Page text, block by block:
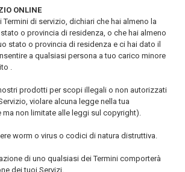
ONLINE
di servizio, dichiari che hai almeno la
o provincia di residenza, o che hai almeno
stato o provincia di residenza e ci hai dato il
a qualsiasi persona a tuo carico minore
.
prodotti per scopi illegali o non autorizzati
violare alcuna legge nella tua
non limitate alle leggi sul copyright).
worm o virus o codici di natura distruttiva.
di uno qualsiasi dei Termini comporterà
dei tuoi Servizi.